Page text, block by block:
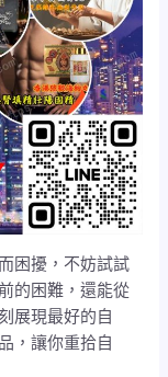
困擾，不妨試試
的困難，還能從
展現最好的自
，讓你重拾自